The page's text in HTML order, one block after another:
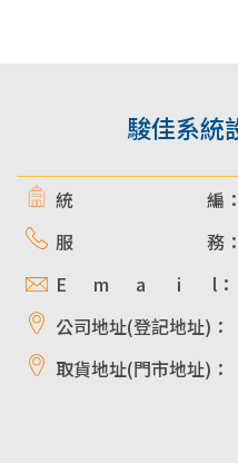
駿佳系統
統 編：
服 務：
E m a i l：
公司地址(登記地址)：
取貨地址(門市地址)：